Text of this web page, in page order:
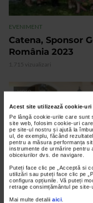
Acest site utilizează cookie-uri
Pe lângă cookie-urile care
site web, folosim cookie-uri
pe site-ul nostru și ajută la
ul, de exemplu, făcând
pentru a măsura performanța
instrumente de urmărire pentru
obiceiurilor dvs. de navigare.
Puteți face clic pe „Acceptă si
utilizări sau puteți face clic pe
configura opțiunile. Vă puteți
retrage consimțământul pe site-
Mai multe detalii aici
EVENIMENT
Catena, Sponsor
România 2023
1.715 vizualizari
VIDEO